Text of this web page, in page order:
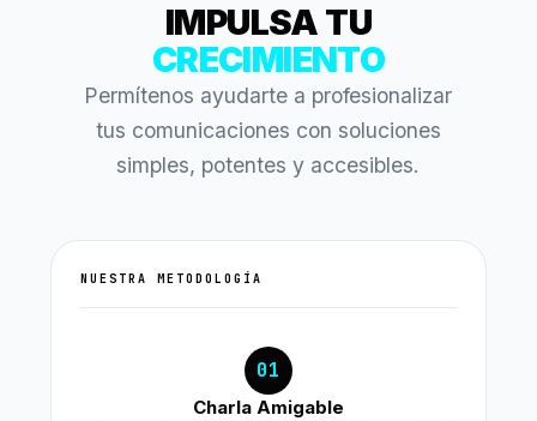
IMPULSA TU
CRECIMIENTO
Permítenos ayudarte a profesionalizar
tus comunicaciones con soluciones
simples, potentes y accesibles.
NUESTRA METODOLOGÍA
01
Charla Amigable